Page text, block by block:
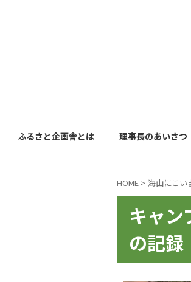
ふるさと企画舎とは 理事長のあいさつ
HOME > 海山にこい
キャ
の記録